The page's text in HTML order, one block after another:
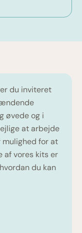
du inviteret
øvede og i
at arbejde
for at
af vores kits er
du kan